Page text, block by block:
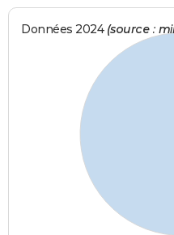
Données 2024 (source :